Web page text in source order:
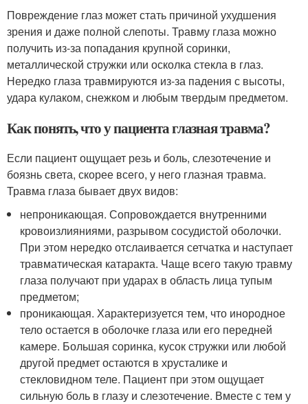
Повреждение глаз может стать причиной ухудшения
зрения и даже полной слепоты. Травму глаза можно
получить из-за попадания крупной соринки,
металлической стружки или осколка стекла в глаз.
Нередко глаза травмируются из-за падения с высоты,
удара кулаком, снежком и любым твердым предметом.
Как понять, что у пациента глазная травма?
Если пациент ощущает резь и боль, слезотечение и
боязнь света, скорее всего, у него глазная травма.
Травма глаза бывает двух видов:
непроникающая. Сопровождается внутренними
кровоизлияниями, разрывом сосудистой оболочки.
При этом нередко отслаивается сетчатка и наступает
травматическая катаракта. Чаще всего такую травму
глаза получают при ударах в область лица тупым
предметом;
проникающая. Характеризуется тем, что инородное
тело остается в оболочке глаза или его передней
камере. Большая соринка, кусок стружки или любой
другой предмет остаются в хрусталике и
стекловидном теле. Пациент при этом ощущает
сильную боль в глазу и слезотечение. Вместе с тем у